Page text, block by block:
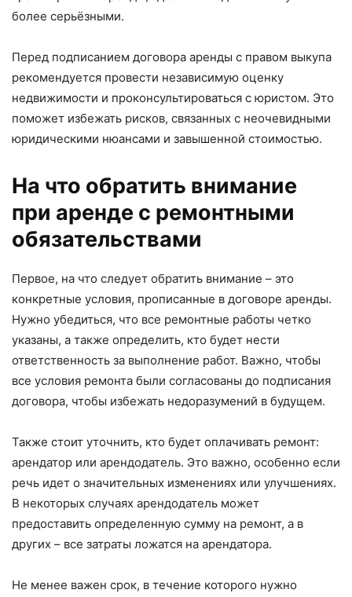
более серьёзными.
Перед подписанием договора аренды с правом выкупа
рекомендуется провести независимую оценку
недвижимости и проконсультироваться с юристом. Это
поможет избежать рисков, связанных с неочевидными
юридическими нюансами и завышенной стоимостью.
На что обратить внимание
при аренде с ремонтными
обязательствами
Первое, на что следует обратить внимание – это
конкретные условия, прописанные в договоре аренды.
Нужно убедиться, что все ремонтные работы четко
указаны, а также определить, кто будет нести
ответственность за выполнение работ. Важно, чтобы
все условия ремонта были согласованы до подписания
договора, чтобы избежать недоразумений в будущем.
Также стоит уточнить, кто будет оплачивать ремонт:
арендатор или арендодатель. Это важно, особенно если
речь идет о значительных изменениях или улучшениях.
В некоторых случаях арендодатель может
предоставить определенную сумму на ремонт, а в
других – все затраты ложатся на арендатора.
Не менее важен срок, в течение которого нужно